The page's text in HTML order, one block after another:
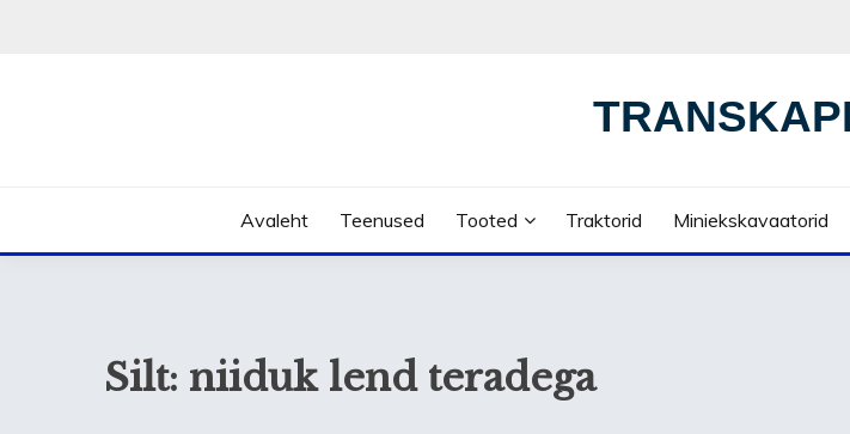
Avaleht Teenused Tooted Traktorid Miniekskavaatorid
Silt: niiduk lend teradega